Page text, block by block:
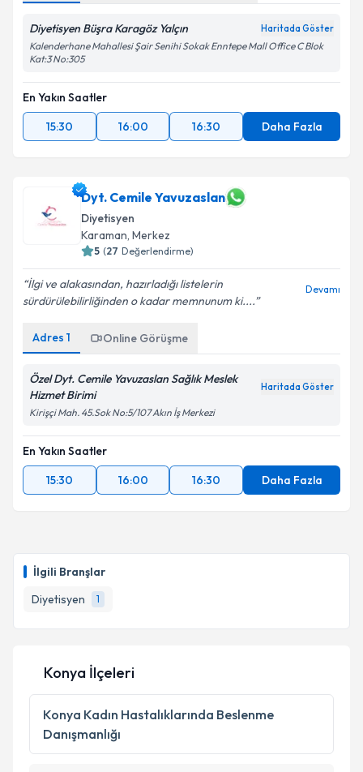
İlgili Branşlar
Diyetisyen
1
Diyetisyen Büşra Karagöz Yalçın Haritada Göster
Kalenderhane Mahallesi Şair Senihi Sokak Enntepe Mall Office C Blok
Kat:3 No:305
En Yakın Saatler
15:30
16:00 16:30 Daha Fazla
Dyt. Cemile Yavuzaslan
Diyetisyen
Karaman, Merkez
5 (27 Değerlendirme)
İlgi ve alakasından, hazırladığı listelerin
sürdürülebilirliğinden o kadar memnunum ki....
Devamı
Adres 1 Online Görüşme
Özel Dyt. Cemile Yavuzaslan Sağlık Meslek
Hizmet Birimi
Haritada Göster
Kirişçi Mah. 45.Sok No:5/107 Akın İş Merkezi
En Yakın Saatler
15:30
16:00 16:30 Daha Fazla
Konya İlçeleri
Konya Kadın Hastalıklarında Beslenme
Danışmanlığı